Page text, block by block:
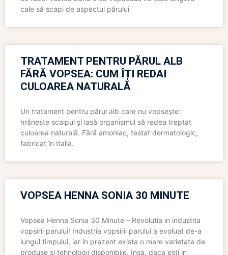
cale să scapi de aspectul părului
TRATAMENT PENTRU PĂRUL ALB
FĂRĂ VOPSEA: CUM ÎȚI REDAI
CULOAREA NATURALĂ
Un tratament pentru părul alb care nu vopsește:
hrănește scalpul și lasă organismul să redea treptat
culoarea naturală. Fără amoniac, testat dermatologic,
fabricat în Italia.
VOPSEA HENNA SONIA 30 MINUTE
Vopsea Henna Sonia 30 Minute – Revolutia in industria
vopsirii parului! Industria vopsirii parului a evoluat de-a
lungul timpului, iar in prezent exista o mare varietate de
produse si tehnologii disponibile. Insa, daca esti in